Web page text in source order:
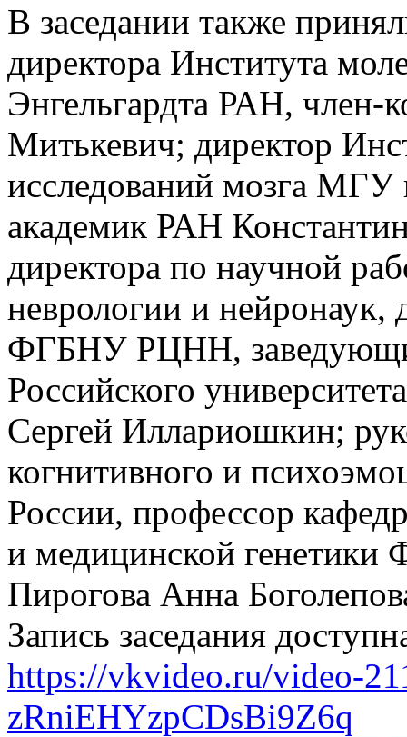
В заседании также
директора Института
Энгельгардта РАН,
Митькевич; директор
исследований мозга
академик РАН
директора по научной
неврологии и нейронаук,
ФГБНУ РЦНН,
Российского
Сергей Иллариошкин;
когнитивного и
России, профессор
и медицинской
Пирогова Анна
Запись заседания
https://vkvideo.ru/video-
zRniEHYzpCDsBi9Z6q